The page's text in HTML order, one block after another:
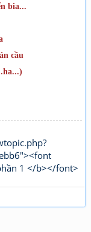
bia...
cầu
1 </b></font>